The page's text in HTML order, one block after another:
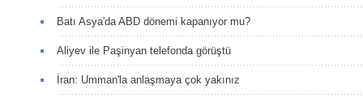
Batı Asya'da ABD dönemi kapanıyor mu?
Aliyev ile Paşinyan telefonda görüştü
İran: Umman'la anlaşmaya çok yakınız